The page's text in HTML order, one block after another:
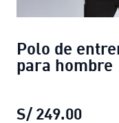
Polo de
para hombre
S/ 249.00